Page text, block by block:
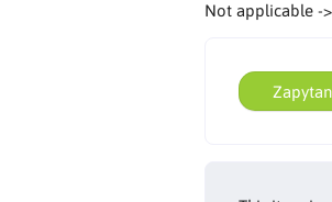
Not applicable -